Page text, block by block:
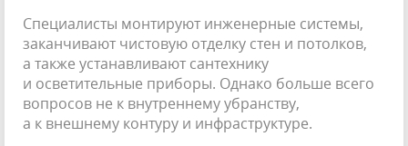
Специалисты монтируют инженерные системы,
заканчивают чистовую отделку стен и потолков,
а также устанавливают сантехнику
и осветительные приборы. Однако больше всего
вопросов не к внутреннему убранству,
а к внешнему контуру и инфраструктуре.